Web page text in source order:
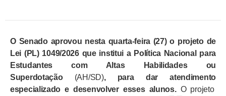
O Senado aprovou nesta quarta-feira (27) o projeto de
Lei (PL) 1049/2026 que institui a Política Nacional para
Estudantes com Altas Habilidades ou
Superdotação (AH/SD), para dar atendimento
especializado e desenvolver esses alunos.O projeto